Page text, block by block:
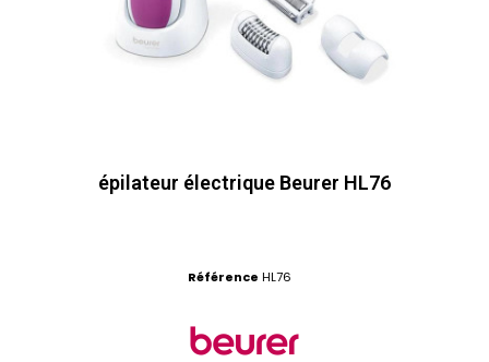
épilateur électrique Beurer HL76
Référence HL76